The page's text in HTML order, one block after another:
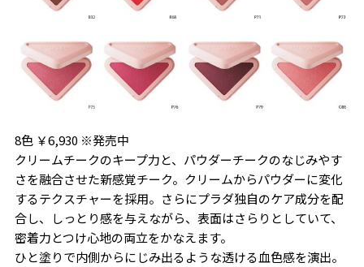
8色 ￥6,930 ※発売中
クリームチークのキープ力と、パウダーチークのなじみやす
さを融合させた新感覚チーク。クリームからパウダーに変化
するテクスチャーを採用。さらにプラダ独自のケア成分を配
合し、しっとり感を与えながら、表面はさらりとしていて、
密着力とつけ心地の両立をかなえます。
ひと塗りで内側からにじみ出るような透ける血色感を演出。